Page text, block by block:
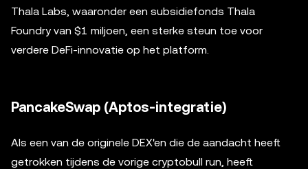
Thala Labs, waaronder een subsidiefonds Thala
Foundry van $1 miljoen, een sterke steun toe voor
verdere DeFi-innovatie op het platform.
PancakeSwap (Aptos-integratie)
Als een van de originele DEX'en die de aandacht heeft
getrokken tijdens de vorige cryptobull run, heeft